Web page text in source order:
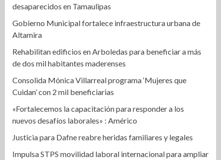
desaparecidos en Tamaulipas
Gobierno Municipal fortalece infraestructura urbana de
Altamira
Rehabilitan edificios en Arboledas para beneficiar a más
de dos mil habitantes maderenses
Consolida Mónica Villarreal programa ‘Mujeres que
Cuidan’ con 2 mil beneficiarias
«Fortalecemos la capacitación para responder a los
nuevos desafíos laborales» : Américo
Justicia para Dafne reabre heridas familiares y legales
Impulsa STPS movilidad laboral internacional para ampliar